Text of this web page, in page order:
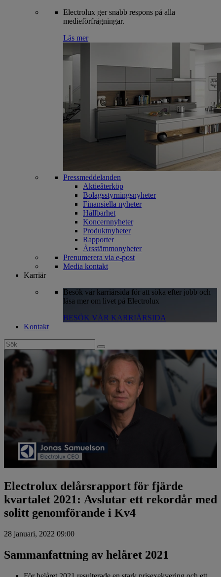
Electrolux ger snabb respons på alla
medieförfrågningar.
Läs mer
Pressmeddelanden
Aktieåterköp
Bolagsstyrningsnyheter
Finansiella nyheter
Hållbarhet
Koncernnyheter
Produktnyheter
Rapporter
Årsstämmonyheter
Prenumerera via e-post
Media kontakt
Karriär
Besök vår karriärsida för att söka efter jobb och
läsa mer om livet på Electrolux
BESÖK VÅR KARRIÄRSIDA
Kontakt
Search
for:
Electrolux delårsrapport för fjärde
kvartalet 2021: Avslutar ett rekordår med
solitt genomförande i Kv4
28 januari, 2022 09:00
Sammanfattning av helåret 2021